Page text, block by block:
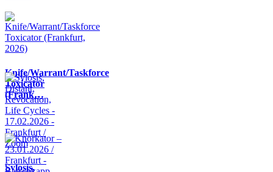
Knife/Warrant/Taskforce
Toxicator
(Frank…
Sylosis,